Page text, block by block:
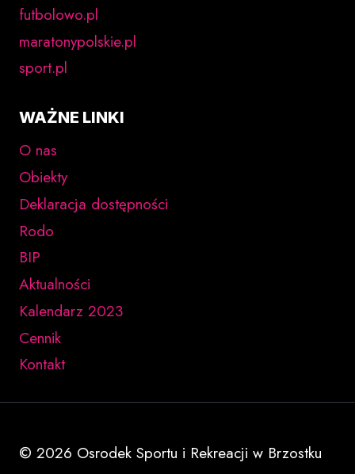
futbolowo.pl
maratonypolskie.pl
sport.pl
WAŻNE LINKI
O nas
Obiekty
Deklaracja dostępności
Rodo
BIP
Aktualności
Kalendarz 2023
Cennik
Kontakt
© 2026 Osrodek Sportu i Rekreacji w Brzostku